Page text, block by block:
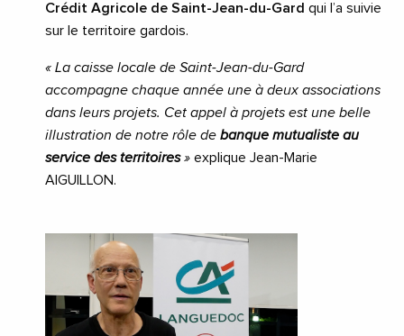
Crédit Agricole de Saint-Jean-du-Gard qui l’a suivie
sur le territoire gardois.
« La caisse locale de Saint-Jean-du-Gard
accompagne chaque année une à deux associations
dans leurs projets. Cet appel à projets est une belle
illustration de notre rôle de banque mutualiste au
service des territoires» explique Jean-Marie
AIGUILLON.